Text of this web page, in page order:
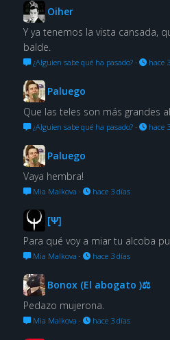
Oiher
Y ya tenemos la vista cansada,
balde.
¿Alguien sabe qué ha pasado?· hace
Paluego
Que las teles son más grandes
¿Alguien sabe qué ha pasado?· hace
Paluego
Vaya hembra!
Mia Malkova · hace 3 días
[Ψ]
Para qué voy a miar tu alcoba
Mia Malkova · hace 3 días
Bonox (El abogato )⚖
Pedazo mujerona.
Mia Malkova · hace 3 días